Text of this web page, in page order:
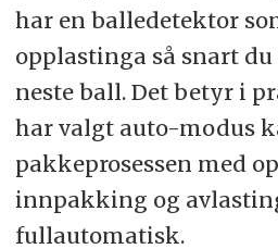
har en balledetektor
opplastinga så snart
neste ball. Det betyr i
har valgt auto-modus
pakkeprosessen med
innpakking og
fullautomatisk.